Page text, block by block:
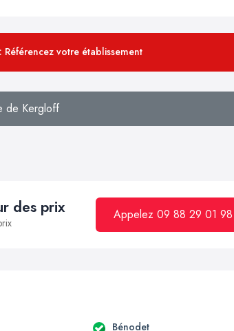
Référencez votre établissement
de Kergloff
des prix Appelez 09 88 29 01 98
Bénodet